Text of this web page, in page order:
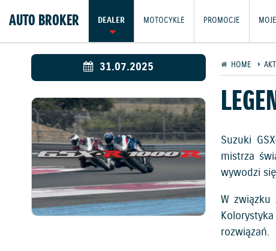
AUTO BROKER DEALER MOTOCYKLE PROMOCJE
31.07.2025 HOME
Suzuki
mistrza
wywodzi
W związku
rozwiązań.